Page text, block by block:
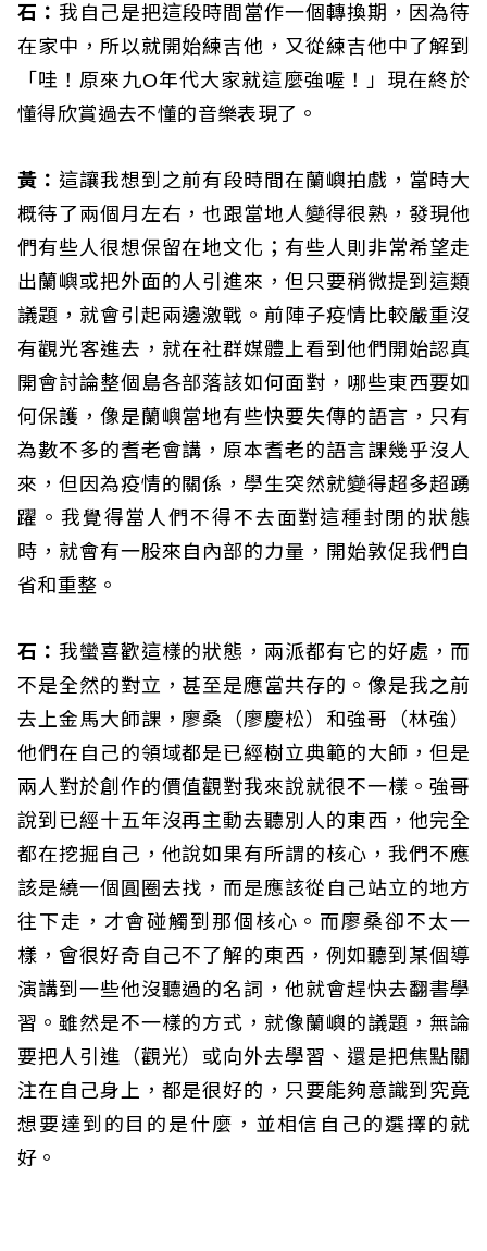
石： 我自己是把這段時間當作一個轉換期，因為待
在家中，所以就開始練吉他，又從練吉他中了解到
「哇！原來九O年代大家就這麼強喔！」現在終於
懂得欣賞過去不懂的音樂表現了。
黃： 這讓我想到之前有段時間在蘭嶼拍戲，當時大
概待了兩個月左右，也跟當地人變得很熟，發現他
們有些人很想保留在地文化；有些人則非常希望走
出蘭嶼或把外面的人引進來，但只要稍微提到這類
議題，就會引起兩邊激戰。前陣子疫情比較嚴重沒
有觀光客進去，就在社群媒體上看到他們開始認真
開會討論整個島各部落該如何面對，哪些東西要如
何保護，像是蘭嶼當地有些快要失傳的語言，只有
為數不多的耆老會講，原本耆老的語言課幾乎沒人
來，但因為疫情的關係，學生突然就變得超多超踴
躍。我覺得當人們不得不去面對這種封閉的狀態
時，就會有一股來自內部的力量，開始敦促我們自
省和重整。
石： 我蠻喜歡這樣的狀態，兩派都有它的好處，而
不是全然的對立，甚至是應當共存的。像是我之前
去上金馬大師課，廖桑（廖慶松）和強哥（林強）
他們在自己的領域都是已經樹立典範的大師，但是
兩人對於創作的價值觀對我來說就很不一樣。強哥
說到已經十五年沒再主動去聽別人的東西，他完全
都在挖掘自己，他說如果有所謂的核心，我們不應
該是繞一個圓圈去找，而是應該從自己站立的地方
往下走，才會碰觸到那個核心。而廖桑卻不太一
樣，會很好奇自己不了解的東西，例如聽到某個導
演講到一些他沒聽過的名詞，他就會趕快去翻書學
習。雖然是不一樣的方式，就像蘭嶼的議題，無論
要把人引進（觀光）或向外去學習、還是把焦點關
注在自己身上，都是很好的，只要能夠意識到究竟
想要達到的目的是什麼，並相信自己的選擇的就
好。